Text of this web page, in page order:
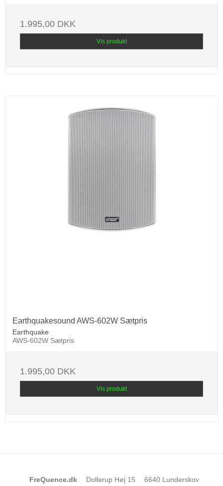
1.995,00 DKK
Vis produkt
Earthquakesound AWS-602W Sætpris
Earthquake
AWS-602W Sætpris
1.995,00 DKK
Vis produkt
FreQuence.dk Dollerup Høj 15
6640 Lunderskov